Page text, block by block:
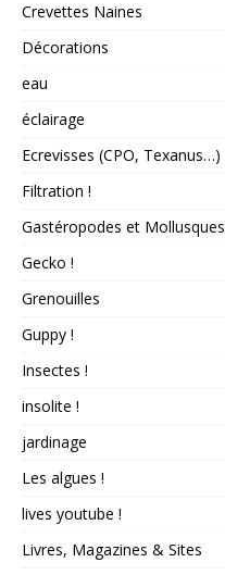
Crevettes Naines
Décorations
eau
éclairage
Ecrevisses (CPO, Texanus…)
Filtration !
Gastéropodes et Mollusques
Gecko !
Grenouilles
Guppy !
Insectes !
insolite !
jardinage
Les algues !
lives youtube !
Livres, Magazines & Sites